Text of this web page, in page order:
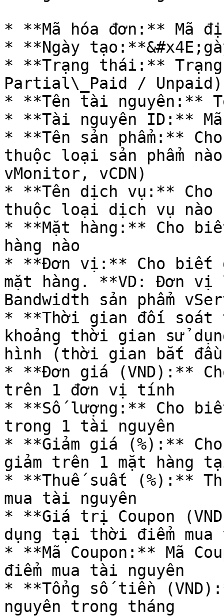
* **Mã hóa đơn:** Mã
* **Ngày
* **Trạng thái:**
Partial\_Paid / Unpaid)
* **Tên tài nguyên:**
* **Tài nguyên ID:**
* **Tên sản phẩm:**
thuộc loại sản phẩm
vMonitor, vCDN)
* **Tên dịch vụ:** Cho
thuộc loại dịch vụ nào
* **Mặt hàng:** Cho
hàng nào
* **Đơn vị:** Cho biết
mặt hàng. **VD: Đơn
Bandwidth sản phẩm
* **Thời gian đối soát
khoảng thời gian sử
hình (thời gian bắt
* **Đơn giá (VND):**
trên 1 đơn vị tính
* **Số lượng:** Cho
trong 1 tài nguyên
* **Giảm giá (%):**
giảm trên 1 mặt hàng
* **Thuế suất (%):**
mua tài nguyên
* **Giá trị Coupon
dụng tại thời điểm mua
* **Mã Coupon:** Mã
điểm mua tài nguyên
* **Tổng số tiền
nguyên trong tháng